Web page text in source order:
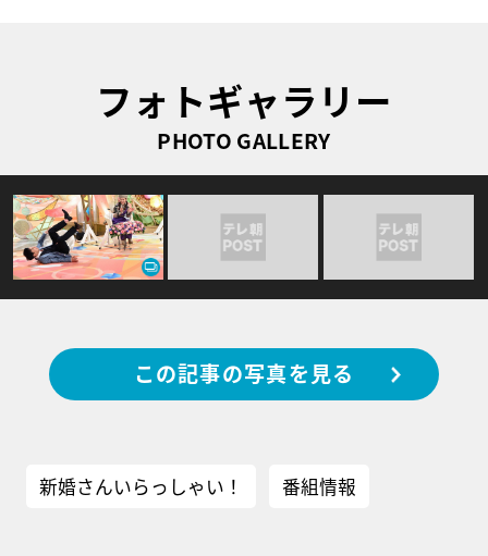
フォトギャラリー
PHOTO GALLERY
この記事の写真を見る
新婚さんいらっしゃい！ 番組情報